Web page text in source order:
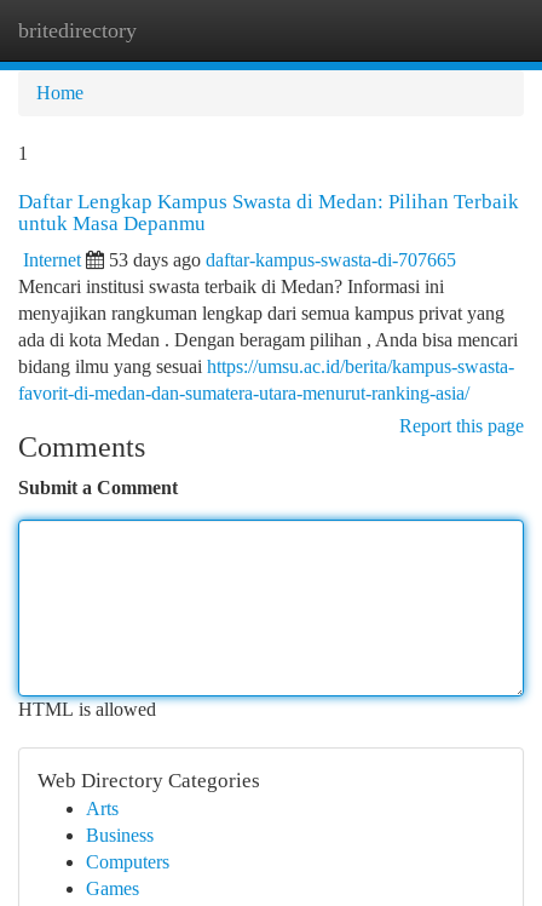
britedirectory
Home
1
Daftar Lengkap Kampus Swasta di Medan: Pilihan Terbaik
untuk Masa Depanmu
Internet 53 days ago daftar-kampus-swasta-di-707665
Mencari institusi swasta terbaik di Medan? Informasi ini
menyajikan rangkuman lengkap dari semua kampus privat yang
ada di kota Medan . Dengan beragam pilihan , Anda bisa mencari
bidang ilmu yang sesuai https://umsu.ac.id/berita/kampus-swasta-
favorit-di-medan-dan-sumatera-utara-menurut-ranking-asia/
Report this page
Comments
Submit a Comment
HTML is allowed
Web Directory Categories
Arts
Business
Computers
Games